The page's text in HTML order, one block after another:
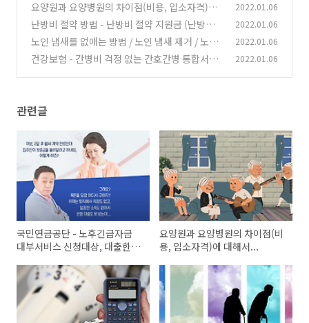
상, 대출한도, 상환방법, 신청기간
(0)
요양원과 요양병원의 차이점(비용, 입소자격)에
대해서... (0)
2022.01.06
난방비 절약 방법 - 난방비 절약 지원금 (난방비
지원사업) 에코마일리지
(0)
2022.01.06
노인 냄새를 없애는 방법 / 노인 냄새 제거 / 노인
냄새의 원인은? (0)
2022.01.06
건강보험 - 간병비 걱정 없는 간호간병 통합서비
2022.01.06
관련글
국민연금공단 - 노후긴급자금
대부서비스 신청대상, 대출한도,
요양원과 요양병원의 차이점(비
용, 입소자격)에 대해서...